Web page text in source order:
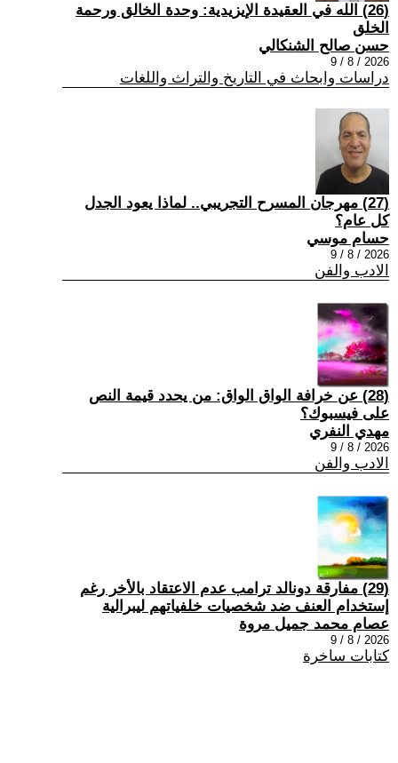
(26) الله في العقيدة الإيزيدية: وحدة الخالق ورحمة
الخلق
حسن صالح الشنكالي
2026 / 8 / 9
دراسات وابحاث في التاريخ والتراث واللغات
(27) مهرجان المسرح التجريبي.. لماذا يعود الجدل
كل عام؟
حسام موسي
2026 / 8 / 9
الادب والفن
(28) عن خرافة الواق الواق: من يحدد قيمة النص
على فيسبوك؟
مهدي النفري
2026 / 8 / 9
الادب والفن
(29) مفارقة دونالد ترامب عدم الاعتقاد بالأخر رغم
إستخدام العنف ضد شخصيات خلفياتهم ليبرالية
عصام محمد جميل مروة
2026 / 8 / 9
كتابات ساخرة